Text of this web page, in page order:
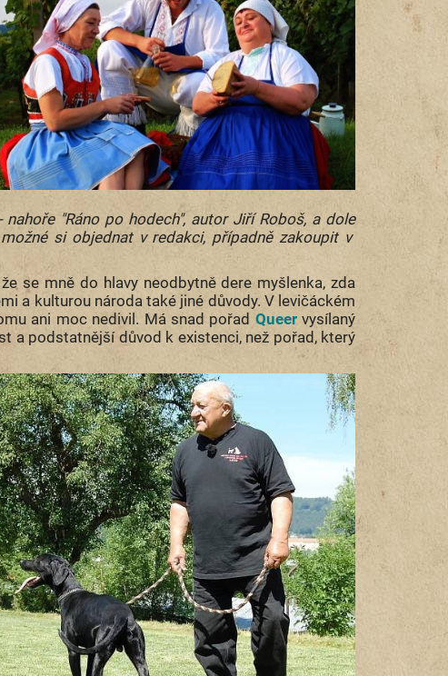
"Ráno po hodech", autor Jiří Roboš, a dole
si objednat v redakci, případně zakoupit v
se mně do hlavy neodbytně dere myšlenka, zda
a kulturou národa také jiné důvody. V levičáckém
ani moc nedivil. Má snad pořad Queervysílaný
a podstatnější důvod k existenci, než pořad, který